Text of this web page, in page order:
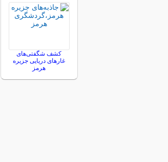
کشف شگفتی‌های
غارهای دریایی جزیره
هرمز